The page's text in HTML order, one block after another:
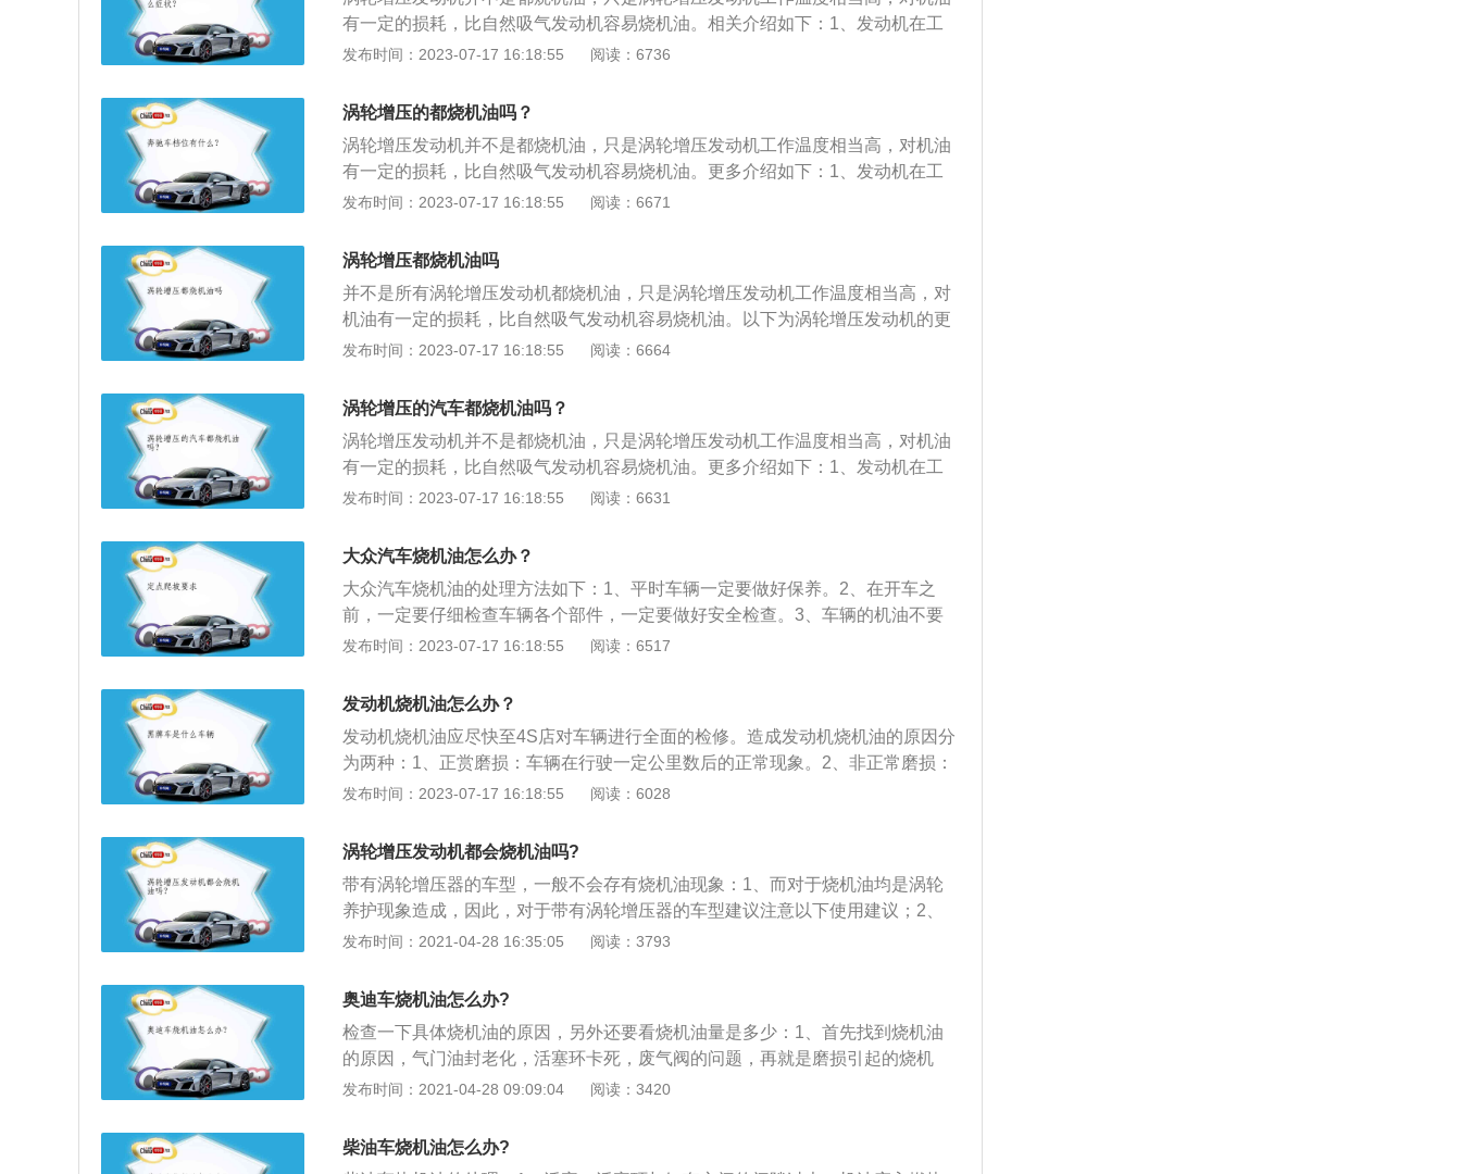
自然吸气发动机会有更多的机油油气窜进燃烧室，造成烧机油。
有一定的损耗，比自然吸气发动机容易烧机油。相关介绍如下：1、发动机在工
作时候的压力和温度全部大大升高，因此发动机寿命会比同样排量没有经过增压
时在高温压力主要作用下容易汽化通过汽缸壁进入气缸燃烧室，和燃油一起被
烧。扩展内容：涡轮增压发动机可以在不改变排气量的前提下，利用涡轮增压器
增加发动机的进气量，提升发动机动力。很好的控制了尾气排放，为全球实时节
能减排做出了不小贡献。
发布时间：2023-07-17 16:18:55 阅读：6736
涡轮增压的都烧机油吗？
涡轮增压发动机并不是都烧机油，只是涡轮增压发动机工作温度相当高，对机油
有一定的损耗，比自然吸气发动机容易烧机油。更多介绍如下：1、发动机在工
作时候的压力和温度全部大大升高，因此发动机寿命会比同样排量没有经过增压
高温压力主要作用下容易汽化通过汽缸壁进入气缸燃烧室，和燃油一起被烧。
2、涡轮增压发动机可以在不改变排气量的前提下，利用涡轮增压器增加发动机
的进气量，提升发动机动力。很好的控制了尾气排放，为全球实时节能减排做出
了不小贡献。3、目前的发动机制造技术已经非常成熟，相比自然吸气发动机，
涡轮增压发动机烧机油的状况已经得到非常明显的改善，即便是有一少部分机油
发布时间：2023-07-17 16:18:55 阅读：6671
涡轮增压都烧机油吗
并不是所有涡轮增压发动机都烧机油，只是涡轮增压发动机工作温度相当高，对
机油有一定的损耗，比自然吸气发动机容易烧机油。以下为涡轮增压发动机的更
多介绍：1、发动机在工作时候的压力和温度全部大大升高，因此发动机寿命会
高温下变得很稀，同时在高温压力主要作用下容易汽化通过汽缸壁进入气缸燃烧
室，和燃油一起被烧。2、涡轮增压发动机可以在不改变排气量的前提下，利用
涡轮增压器增加发动机的进气量，提升发动机动力，可以很好地控制尾气排放。
发布时间：2023-07-17 16:18:55 阅读：6664
涡轮增压的汽车都烧机油吗？
涡轮增压发动机并不是都烧机油，只是涡轮增压发动机工作温度相当高，对机油
有一定的损耗，比自然吸气发动机容易烧机油。更多介绍如下：1、发动机在工
作时候的压力和温度全部大大升高，因此发动机寿命会比同样排量没有经过增压
高温压力主要作用下容易汽化通过汽缸壁进入气缸燃烧室，和燃油一起被烧。
2、涡轮增压发动机可以在不改变排气量的前提下，利用涡轮增压器增加发动机
的进气量，提升发动机动力。很好的控制了尾气排放，为全球实时节能减排做出
了不小贡献。3、目前的发动机制造技术已经非常成熟，相比自然吸气发动机，
涡轮增压发动机烧机油的状况已经得到非常明显的改善，即便是有一少部分机油
发布时间：2023-07-17 16:18:55 阅读：6631
大众汽车烧机油怎么办？
大众汽车烧机油的处理方法如下：1、平时车辆一定要做好保养。2、在开车之
前，一定要仔细检查车辆各个部件，一定要做好安全检查。3、车辆的机油不要
加得太满，如果太满容易漏油，也就容易烧机油。4、车辆在行驶的过程中，每
生。5、车辆行驶的时候，尽量少用高速、超高速行驶，因为车辆的速度过快，
容易导致车辆部分零部件温度升高，从而容易发生烧机油的事情。即使出现烧机
油的事情发生，一定要冷静处理，要第一时间进行灭火处理，并立即停车，车上
的人要及时撤离到安全的地方。然后再进行报警处理。
发布时间：2023-07-17 16:18:55 阅读：6517
发动机烧机油怎么办？
发动机烧机油应尽快至4S店对车辆进行全面的检修。造成发动机烧机油的原因分
为两种：1、正赏磨损：车辆在行驶一定公里数后的正常现象。2、非正常磨损：
造成非正常磨损的原因有产品质量和使用不当造成的早期磨损。避免发动机烧机
稍大点的机油来增加活塞、缸壁间的密封性。3、勤检查机油标尺，按产品使用
说明书要求定期更换机油及更换正品机油滤清器备件。
发布时间：2023-07-17 16:18:55 阅读：6028
涡轮增压发动机都会烧机油吗?
带有涡轮增压器的车型，一般不会存有烧机油现象：1、而对于烧机油均是涡轮
养护现象造成，因此，对于带有涡轮增压器的车型建议注意以下使用建议；2、
建议使用合成润滑油和定期更换、清洁空滤，其次，在行驶过程中，车辆高速运
也无法被机油带走，容易造成涡轮增压器转轴与轴套之间“咬死”；
发布时间：2021-04-28 16:35:05 阅读：3793
奥迪车烧机油怎么办?
检查一下具体烧机油的原因，另外还要看烧机油量是多少：1、首先找到烧机油
的原因，气门油封老化，活塞环卡死，废气阀的问题，再就是磨损引起的烧机
油。还要检查是否漏油；2、如果是气门油封问题，建议换气门油封，如果是废
生剂-凝胶做修复，之后再换摩圣机油；3、如果是活塞环卡死，可以做清洗，用
摩圣润滑系统超级强力清洗剂，奥迪车烧机油是一个普遍现象，解决这个问题需
发布时间：2021-04-28 09:09:04 阅读：3420
柴油车烧机油怎么办?